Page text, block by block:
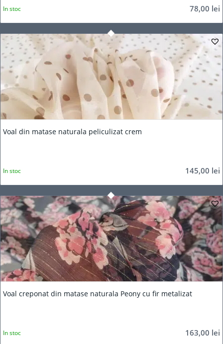
78,00 lei
In stoc
Voal din matase naturala peliculizat crem
145,00 lei
In stoc
Voal creponat din matase naturala Peony cu fir metalizat
163,00 lei
In stoc